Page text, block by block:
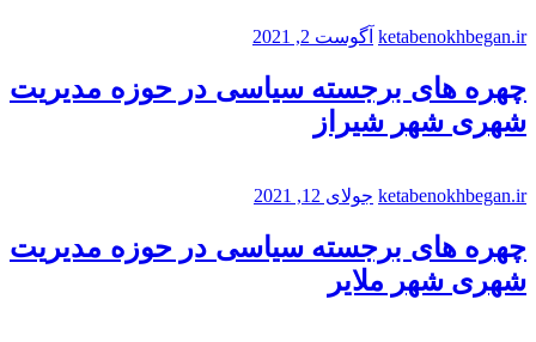
ketabenokhbegan.ir آگوست 2, 2021
چهره های برجسته سیاسی در حوزه مدیریت
شهری شهر شیراز
ketabenokhbegan.ir جولای 12, 2021
چهره های برجسته سیاسی در حوزه مدیریت
شهری شهر ملایر